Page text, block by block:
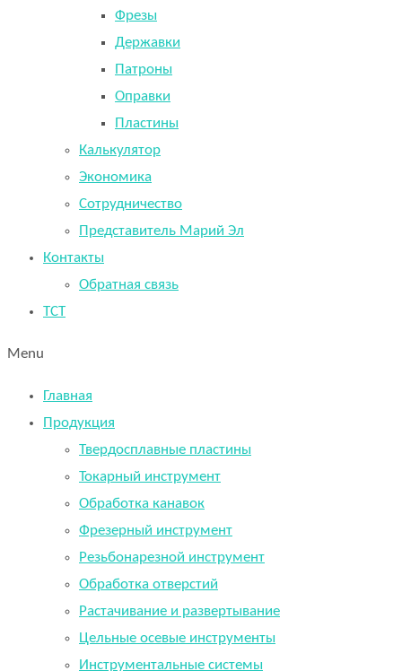
Фрезы
Державки
Патроны
Оправки
Пластины
Калькулятор
Экономика
Сотрудничество
Представитель Марий Эл
Контакты
Обратная связь
TCT
Menu
Главная
Продукция
Твердосплавные пластины
Токарный инструмент
Обработка канавок
Фрезерный инструмент
Резьбонарезной инструмент
Обработка отверстий
Растачивание и развертывание
Цельные осевые инструменты
Инструментальные системы